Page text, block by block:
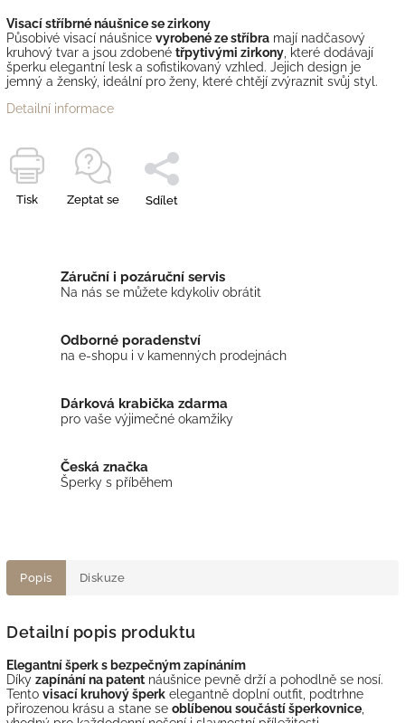
Visací stříbrné náušnice se zirkony
Působivé visací náušnice vyrobené ze stříbra mají nadčasový
kruhový tvar a jsou zdobené třpytivými zirkony , které dodávají
šperku elegantní lesk a sofistikovaný vzhled. Jejich design je
jemný a ženský, ideální pro ženy, které chtějí zvýraznit svůj styl.
Detailní informace
Tisk Zeptat se Sdílet
Záruční i pozáruční servis
Na nás se můžete kdykoliv obrátit
Odborné poradenství
na e-shopu i v kamenných prodejnách
Dárková krabička zdarma
pro vaše výjimečné okamžiky
Česká značka
Šperky s příběhem
Popis Diskuze
Detailní popis produktu
Elegantní šperk s bezpečným zapínáním
Díky zapínání na patent náušnice pevně drží a pohodlně se nosí.
Tento visací kruhový šperk elegantně doplní outfit, podtrhne
přirozenou krásu a stane se oblíbenou součástí šperkovnice